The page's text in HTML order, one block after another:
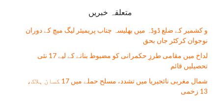
متعلقہ خبریں
و کشمیر کے ضلع ڈوڈہ میں بھلیسہ چناب پریمیئر لیگ میچ کے دوران
نوجوان کرکٹر جاں بحق
لداخ میں مقامی طرزِ حکمرانی کو مضبوط بنانے کے لیے 17 نئی
تحصیلیں قائم
شمال مغربی نائجیریا میں تشدد، مسلح حملے میں 17 کسان ہلاک،
13 زخمی